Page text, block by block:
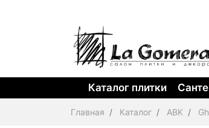
Каталог плитки
Главная Каталог ABK